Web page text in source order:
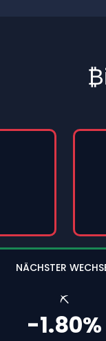
NÄCHSTER
⛏️
-1.80%